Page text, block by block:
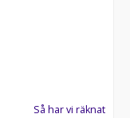
Så har vi räknat